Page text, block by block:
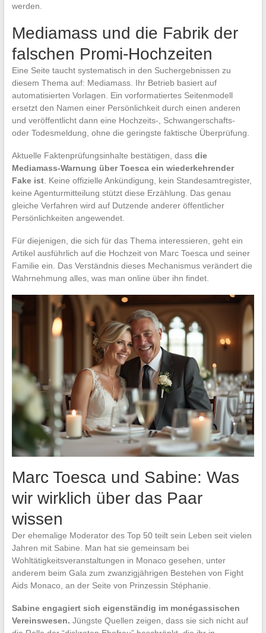
werden.
Mediamass und die Fabrik der
falschen Promi-Hochzeiten
Eine Seite taucht systematisch in den Suchergebnissen zu
diesem Thema auf: Mediamass. Ihr Betrieb basiert auf
automatisierten Vorlagen. Ein vorformatiertes Seitenmodell
ersetzt den Namen einer Persönlichkeit durch einen anderen
und veröffentlicht dann eine Hochzeits-, Schwangerschafts-
oder Todesmeldung, ohne die geringste faktische Überprüfung.
Aktuelle Faktenprüfungsinhalte bestätigen, dass die
Mediamass-Warnung über Toesca ein wiederkehrender
Fake ist. Keine offizielle Ankündigung, kein Standesamtregister,
keine Agenturmitteilung stützt diese Erzählung. Das genau
gleiche Verfahren wird auf Dutzende anderer öffentlicher
Persönlichkeiten angewendet.
Für diejenigen, die sich für das Thema interessieren, geht ein
Artikel ausführlich auf die Hochzeit von Marc Toesca und seiner
Familie ein. Das Verständnis dieses Mechanismus verändert die
Wahrnehmung alles, was man online über ihn findet.
Marc Toesca und Sabine: Was
wir wirklich über das Paar
wissen
Der ehemalige Moderator des Top 50 teilt sein Leben seit vielen
Jahren mit Sabine. Man hat sie gemeinsam bei
Wohltätigkeitsveranstaltungen in Monaco gesehen, unter
anderem beim Gala zum zwanzigjährigen Bestehen von Fight
Aids Monaco, an der Seite von Prinzessin Stéphanie.
Sabine engagiert sich eigenständig im monégassischen
Vereinswesen. Jüngste Quellen zeigen, dass sie sich nicht auf